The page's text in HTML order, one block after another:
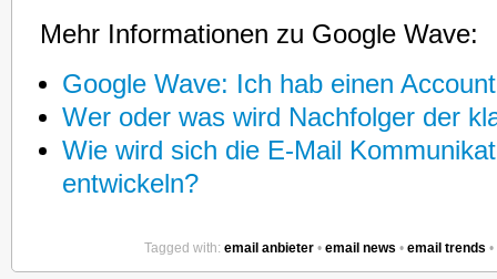
Mehr Informationen zu Google Wave:
Google Wave: Ich hab einen Account
Wer oder was wird Nachfolger der
Wie wird sich die E-Mail
entwickeln?
Tagged with: email anbieter • email news • email trends •